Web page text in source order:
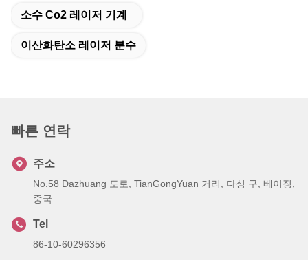
소수 Co2 레이저 기계
이산화탄소 레이저 분수
빠른 연락
주소
No.58 Dazhuang 도로, TianGongYuan 거리, 다싱 구, 베이징,
중국
Tel
86-10-60296356